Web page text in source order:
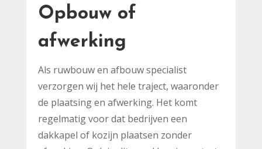
Opbouw of
afwerking
Als ruwbouw en afbouw specialist
verzorgen wij het hele traject, waaronder
de plaatsing en afwerking. Het komt
regelmatig voor dat bedrijven een
dakkapel of kozijn plaatsen zonder